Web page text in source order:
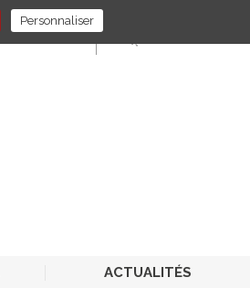
ACTUALITÉS
E-STORE
Personnaliser